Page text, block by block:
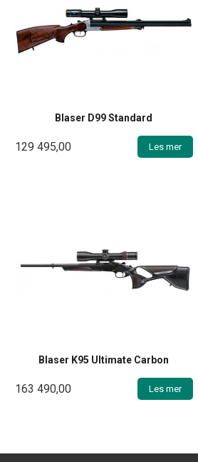
Blaser D99 Standard
129 495,00 Les mer
Blaser K95 Ultimate Carbon
163 490,00 Les mer